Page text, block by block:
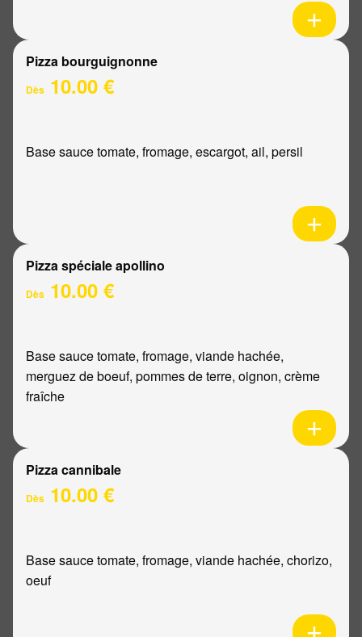
Pizza bourguignonne
Dès 10.00 €
Base sauce tomate, fromage, escargot, ail, persil
Pizza spéciale apollino
Dès 10.00 €
Base sauce tomate, fromage, viande hachée,
merguez de boeuf, pommes de terre, oignon, crème
fraîche
Pizza cannibale
Dès 10.00 €
Base sauce tomate, fromage, viande hachée, chorizo,
oeuf